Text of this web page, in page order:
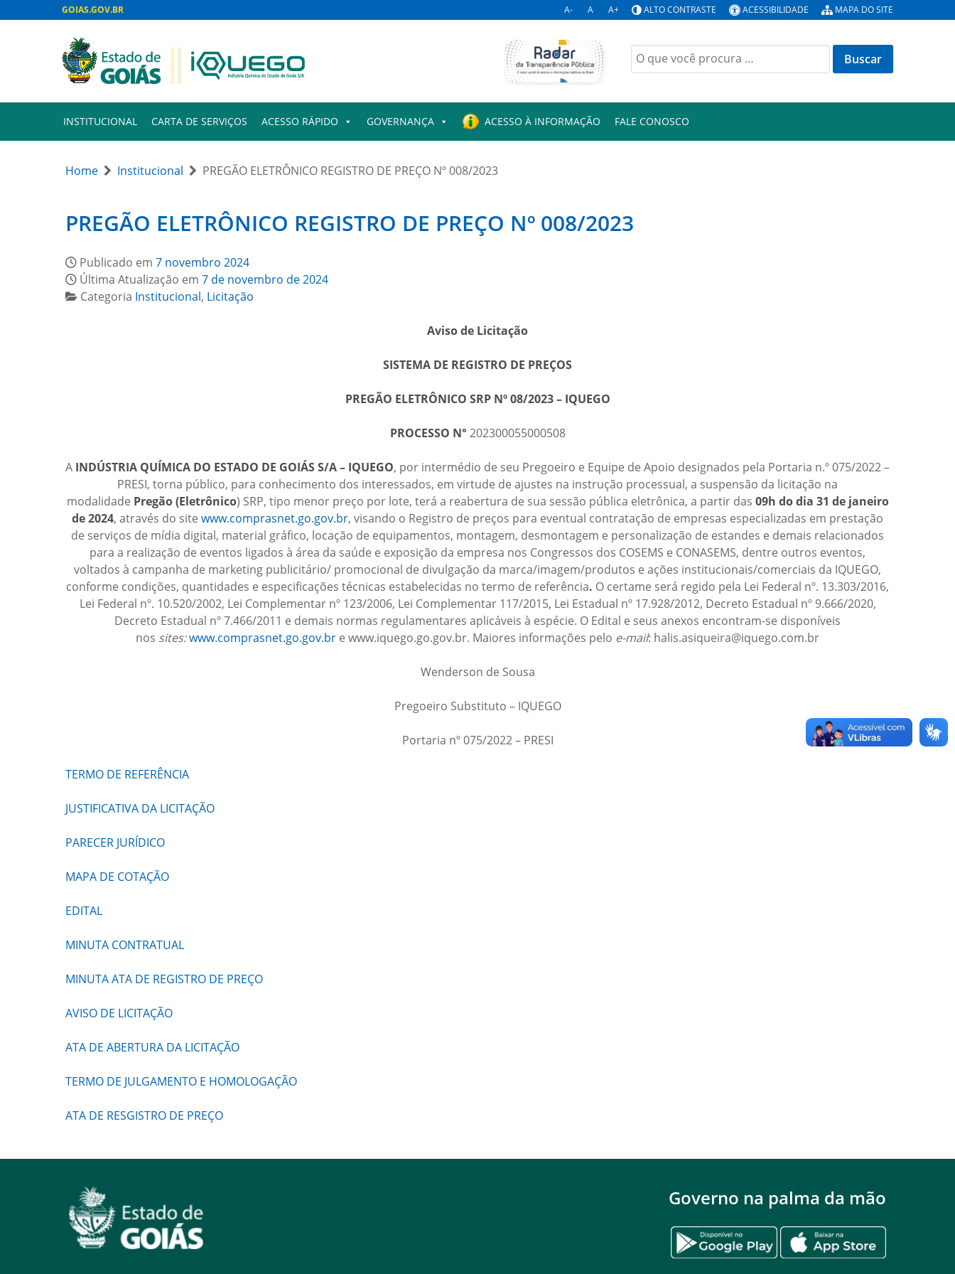
GOIAS.GOV.BR A- A A+ ALTO CONTRASTE ACESSIBILIDADE MAPA DO SITE
Buscar
por:
INSTITUCIONAL CARTA DE SERVIÇOS ACESSO RÁPIDO GOVERNANÇA ACESSO À INFORMAÇÃO FALE CONOSCO
Home Institucional PREGÃO ELETRÔNICO REGISTRO DE PREÇO Nº 008/2023
PREGÃO ELETRÔNICO REGISTRO DE PREÇO Nº 008/2023
Publicado em 7 novembro 2024
Última Atualização em 7 de novembro de 2024
Categoria Institucional, Licitação
Aviso de Licitação
SISTEMA DE REGISTRO DE PREÇOS
PREGÃO ELETRÔNICO SRP Nº 08/2023 – IQUEGO
PROCESSO N° 202300055000508
A INDÚSTRIA QUÍMICA DO ESTADO DE GOIÁS S/A – IQUEGO, por intermédio de seu Pregoeiro e Equipe de Apoio designados pela Portaria n.º 075/2022 –
PRESI, torna público, para conhecimento dos interessados, em virtude de ajustes na instrução processual, a suspensão da licitação na
modalidade Pregão (Eletrônico) SRP, tipo menor preço por lote, terá a reabertura de sua sessão pública eletrônica, a partir das 09h do dia 31 de janeiro
de 2024, através do site www.comprasnet.go.gov.br, visando o Registro de preços para eventual contratação de empresas especializadas em prestação
de serviços de mídia digital, material gráfico, locação de equipamentos, montagem, desmontagem e personalização de estandes e demais relacionados
para a realização de eventos ligados à área da saúde e exposição da empresa nos Congressos dos COSEMS e CONASEMS, dentre outros eventos,
voltados à campanha de marketing publicitário/ promocional de divulgação da marca/imagem/produtos e ações institucionais/comerciais da IQUEGO,
conforme condições, quantidades e especificações técnicas estabelecidas no termo de referência. O certame será regido pela Lei Federal nº. 13.303/2016,
Lei Federal nº. 10.520/2002, Lei Complementar nº 123/2006, Lei Complementar 117/2015, Lei Estadual nº 17.928/2012, Decreto Estadual nº 9.666/2020,
Decreto Estadual nº 7.466/2011 e demais normas regulamentares aplicáveis à espécie. O Edital e seus anexos encontram-se disponíveis
nos sites:www.comprasnet.go.gov.br e www.iquego.go.gov.br. Maiores informações pelo e-mail: halis.asiqueira@iquego.com.br
Wenderson de Sousa
Pregoeiro Substituto – IQUEGO
Portaria nº 075/2022 – PRESI
TERMO DE REFERÊNCIA
JUSTIFICATIVA DA LICITAÇÃO
PARECER JURÍDICO
MAPA DE COTAÇÃO
EDITAL
MINUTA CONTRATUAL
MINUTA ATA DE REGISTRO DE PREÇO
AVISO DE LICITAÇÃO
ATA DE ABERTURA DA LICITAÇÃO
TERMO DE JULGAMENTO E HOMOLOGAÇÃO
ATA DE RESGISTRO DE PREÇO
Governo na palma da mão